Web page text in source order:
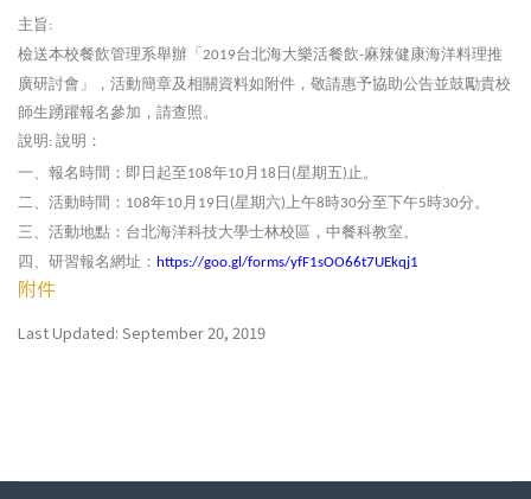
主旨:
檢送本校餐飲管理系舉辦「2019台北海大樂活餐飲-麻辣健康海洋料理推
廣研討會」，活動簡章及相關資料如附件，敬請惠予協助公告並鼓勵貴校
師生踴躍報名參加，請查照。
說明: 說明：
一、 報名時間：即日起至108年10月 18 日 (星期五) 止。
二、 活動時間： 108年10月 19 日 (星期六)上午8時30分至下午5時30分。
三、 活動地點：台北海洋科技大學士林校區，中餐科教室。
四、 研習報名網址： https://goo.gl/forms/yfF1sOO66t7UEkqj1
附件
Last Updated: September 20, 2019